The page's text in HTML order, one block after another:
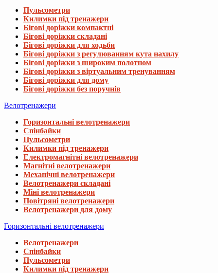
Пульсометри
Килимки під тренажери
Бігові доріжки компактні
Бігові доріжки складані
Бігові доріжки для ходьби
Бігові доріжки з регулюванням кута нахилу
Бігові доріжки з широким полотном
Бігові доріжки з віртуальним тренуванням
Бігові доріжки для дому
Бігові доріжки без поручнів
Велотренажери
Горизонтальні велотренажери
Спінбайки
Пульсометри
Килимки під тренажери
Електромагнітні велотренажери
Магнітні велотренажери
Механічні велотренажери
Велотренажери складані
Міні велотренажери
Повітряні велотренажери
Велотренажери для дому
Горизонтальні велотренажери
Велотренажери
Спінбайки
Пульсометри
Килимки під тренажери